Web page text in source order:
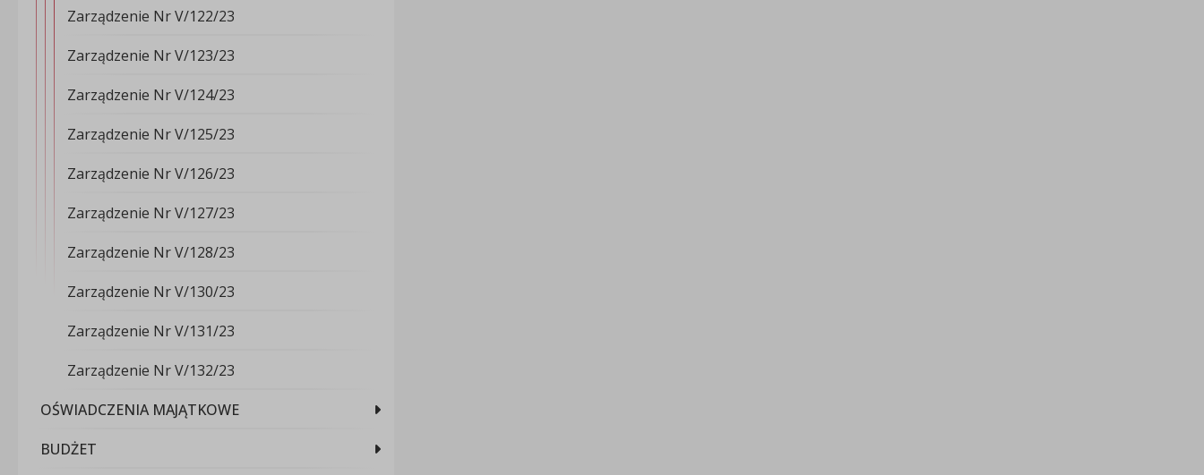
Zarządzenie Nr V/122/23
Zarządzenie Nr V/123/23
Zarządzenie Nr V/124/23
Zarządzenie Nr V/125/23
Zarządzenie Nr V/126/23
Zarządzenie Nr V/127/23
Zarządzenie Nr V/128/23
Zarządzenie Nr V/130/23
Zarządzenie Nr V/131/23
Zarządzenie Nr V/132/23
OŚWIADCZENIA MAJĄTKOWE
BUDŻET